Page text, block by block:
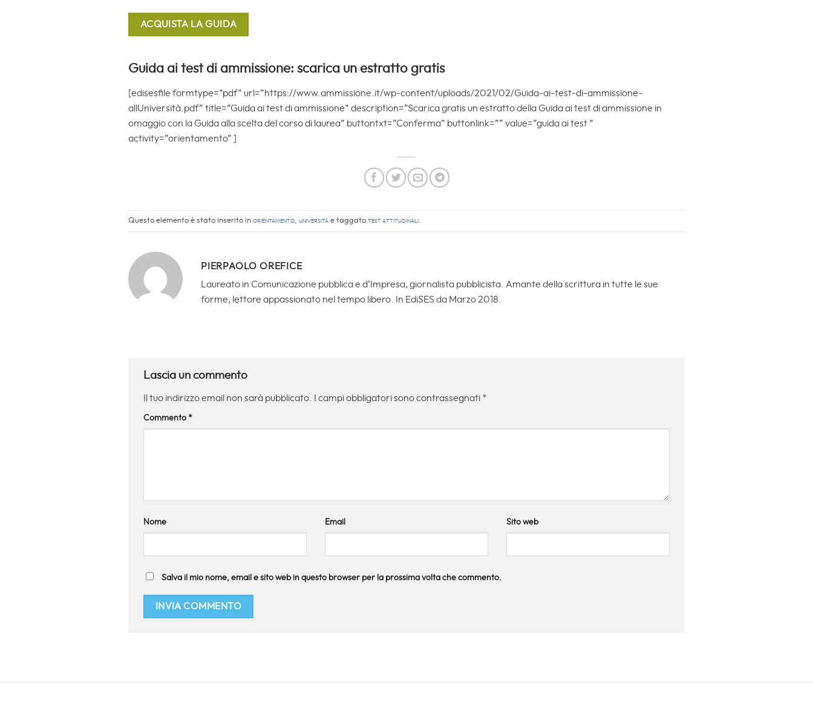
Guida ai test di ammissione: scarica un estratto gratis
[edisesfile formtype=”pdf” url=”https://www.ammissione.it/wp-content/uploads/2021/02/Guida-ai-test-di-ammissione-
allUniversità.pdf” title=”Guida ai test di ammissione” description=”Scarica gratis un estratto della Guida ai test di ammissione in
omaggio con la Guida alla scelta del corso di laurea” buttontxt=”Conferma” buttonlink=”” value=”guida ai test ”
activity=”orientamento” ]
Questo elemento è stato inserito in Orientamento, Università e taggato Test Attitudinali.
PIERPAOLO OREFICE
Laureato in Comunicazione pubblica e d’Impresa, giornalista pubblicista. Amante della scrittura in tutte le sue
forme, lettore appassionato nel tempo libero. In EdiSES da Marzo 2018.
Lascia un commento
Il tuo indirizzo email non sarà pubblicato. I campi obbligatori sono contrassegnati *
Commento *
Nome Email Sito web
Salva il mio nome, email e sito web in questo browser per la prossima volta che commento.